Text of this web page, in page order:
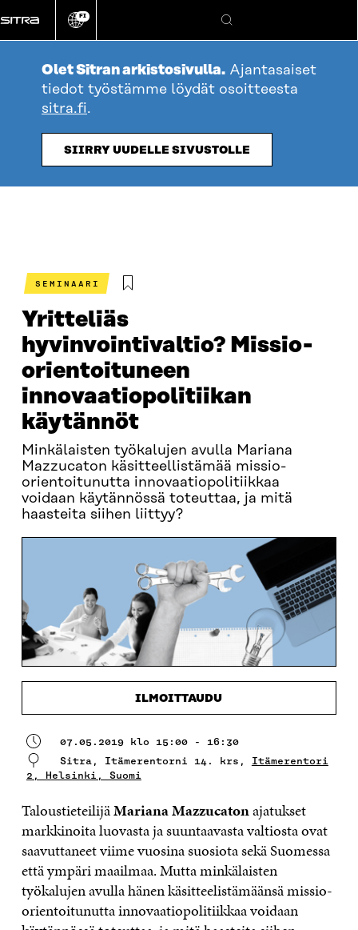
suoraan
sisältöön
Vaihda
kieli
FI
Hae
Olet Sitran arkistosivulla. Ajantasaiset
tiedot työstämme löydät osoitteesta
sitra.fi.
SIIRRY UUDELLE SIVUSTOLLE
SEMINAARI
Yritteliäs
hyvinvointivaltio? Missio-
orientoituneen
innovaatiopolitiikan
käytännöt
Minkälaisten työkalujen avulla Mariana
Mazzucaton käsitteellistämää missio-
orientoitunutta innovaatiopolitiikkaa
voidaan käytännössä toteuttaa, ja mitä
haasteita siihen liittyy?
ILMOITTAUDU
07.05.2019 klo 15:00 - 16:30
Sitra, Itämerentorni 14. krs, Itämerentori
2, Helsinki, Suomi
TaloustieteilijäMariana Mazzucatonajatukset
markkinoita luovasta ja suuntaavasta valtiosta ovat
saavuttaneet viime vuosina suosiota sekä Suomessa
että ympäri maailmaa. Mutta minkälaisten
työkalujen avulla hänen käsitteelistämäänsä missio-
orientoitunutta innovaatiopolitiikkaa voidaan